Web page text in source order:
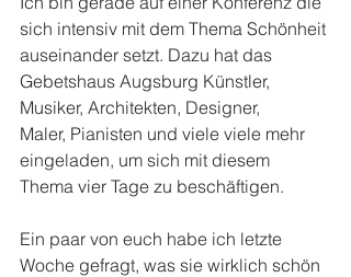
sich intensiv mit dem Thema Schönheit
auseinander setzt. Dazu hat das
Gebetshaus Augsburg Künstler,
Musiker, Architekten, Designer,
Maler, Pianisten und viele viele mehr
eingeladen, um sich mit diesem
Thema vier Tage zu beschäftigen.
Ein paar von euch habe ich letzte
Woche gefragt, was sie wirklich schön